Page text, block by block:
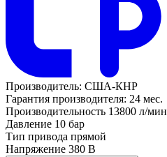
Производитель: США-КНР
Гарантия производителя: 24 мес.
Производительность 13800 л/мин
Давление 10 бар
Тип привода прямой
Напряжение 380 В